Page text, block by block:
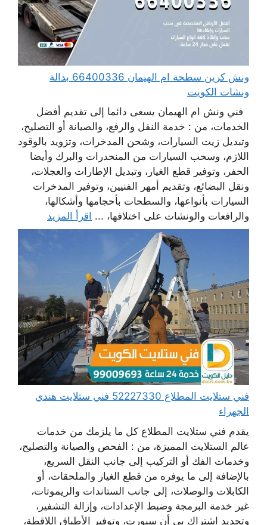
ونش كرين سطحة ام الهيمان 66400336 بدالة
ونشات الكويت
فني ونش ام الهيمان يسعى دائما إلى تقديم أفضل
الخدمات، من : خدمة النقل والرفع، والصيانة أو التصليح،
وتبديل زيت السيارات، وشحن المدخرات، وتزويد بالوقود
اللازم، وسحب السيارات من المنحدرات والبرك وأيضا
الحفر، وتوفير قطع الغيار، وتبديل الإطارات والعجلات،
ونقل البضائع، وتقديم أمهر الفنيين، وتوفير المدخرات
السيارات بأنواعها، والسطحات بأحجامها وأشكالها،
والرافعات والونشات على اختلافها، ... اقرأ المزيد
فني ستلايت المطلاع 52227330 فني ستلايت هندي
الجهراء
يقدم فني ستلايت المطلاع كل ما يلزمك من خدمات
عالم الستلايت المميزة، من : الفحص والصيانة والتصليح،
وخدمات الفك أو التركيب إلى جانب النقل السريع،
بالإضافة إلى ما يوفره من قطع الغيار والملحقات، أو
الكابلات والوصلات، إلى جانب الستاندات والريموتات،
غير خدمة البرمجة وضبط الإعدادات، وإزالة التشفير،
وتجديد اشتراك بي أن سبورت، وتوفير الأطباق اللاقطة،